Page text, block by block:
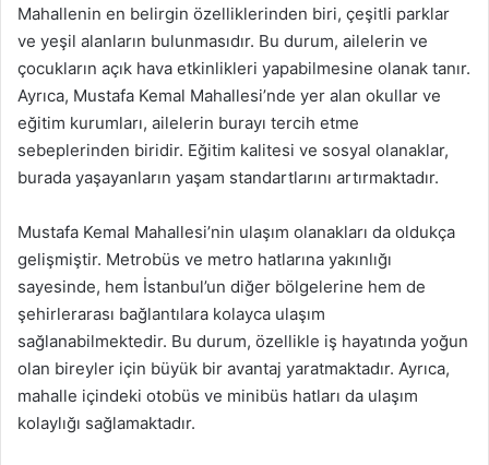
Mahallenin en belirgin özelliklerinden biri, çeşitli parklar
ve yeşil alanların bulunmasıdır. Bu durum, ailelerin ve
çocukların açık hava etkinlikleri yapabilmesine olanak tanır.
Ayrıca, Mustafa Kemal Mahallesi’nde yer alan okullar ve
eğitim kurumları, ailelerin burayı tercih etme
sebeplerinden biridir. Eğitim kalitesi ve sosyal olanaklar,
burada yaşayanların yaşam standartlarını artırmaktadır.
Mustafa Kemal Mahallesi’nin ulaşım olanakları da oldukça
gelişmiştir. Metrobüs ve metro hatlarına yakınlığı
sayesinde, hem İstanbul’un diğer bölgelerine hem de
şehirlerarası bağlantılara kolayca ulaşım
sağlanabilmektedir. Bu durum, özellikle iş hayatında yoğun
olan bireyler için büyük bir avantaj yaratmaktadır. Ayrıca,
mahalle içindeki otobüs ve minibüs hatları da ulaşım
kolaylığı sağlamaktadır.